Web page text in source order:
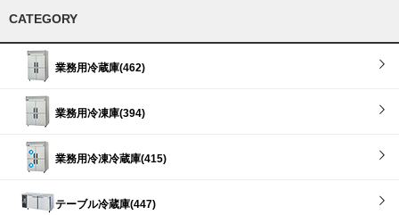
CATEGORY
業務用冷蔵庫(462)
業務用冷凍庫(394)
業務用冷凍冷蔵庫(415)
テーブル冷蔵庫(447)